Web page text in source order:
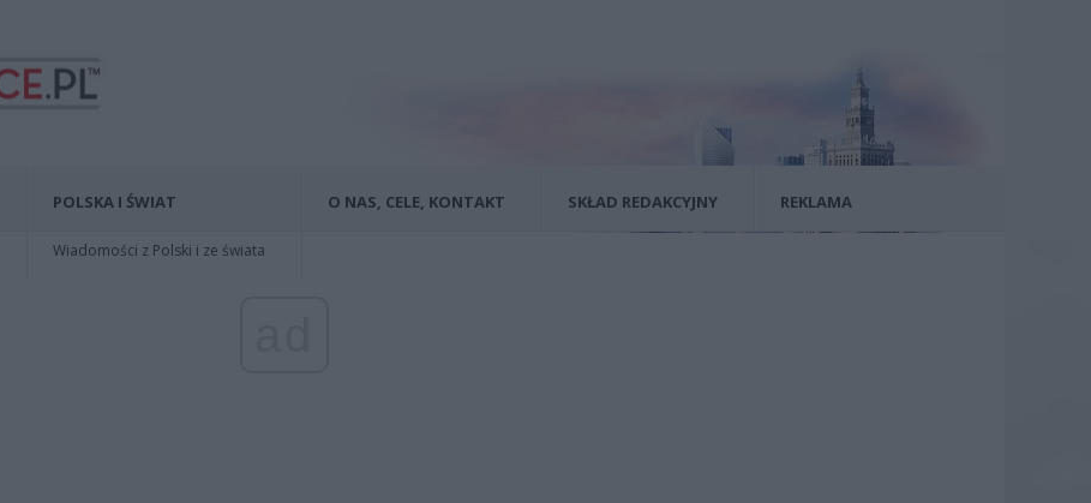
POLSKA I ŚWIAT
Wiadomości z Polski i ze świata
O NAS, CELE, KONTAKT SKŁAD REDAKCYJNY REKLAMA